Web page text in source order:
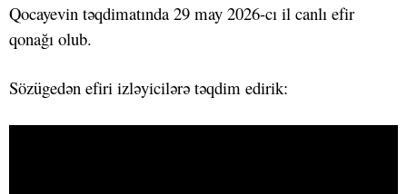
Qocayevin təqdimatında 29 may 2026-cı il canlı efir
qonağı olub.
Sözügedən efiri izləyicilərə təqdim edirik: